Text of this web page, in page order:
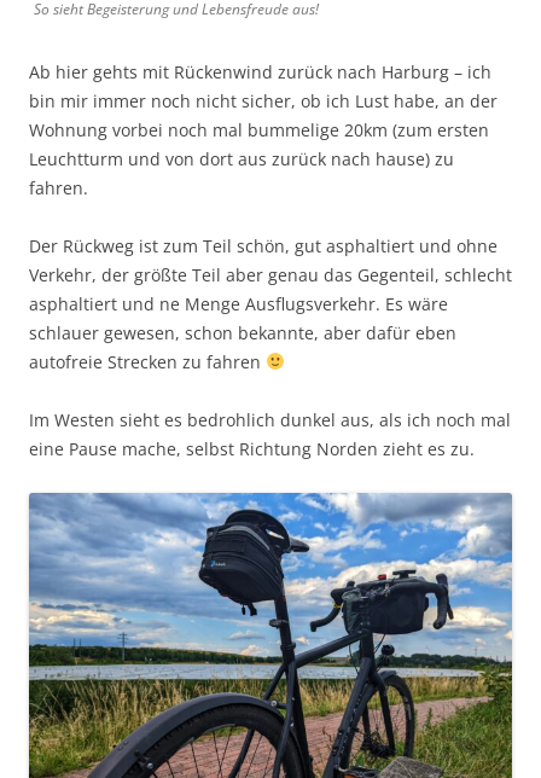
So sieht Begeisterung und Lebensfreude aus!
Ab hier gehts mit Rückenwind zurück nach Harburg – ich
bin mir immer noch nicht sicher, ob ich Lust habe, an der
Wohnung vorbei noch mal bummelige 20km (zum ersten
Leuchtturm und von dort aus zurück nach hause) zu
fahren.
Der Rückweg ist zum Teil schön, gut asphaltiert und ohne
Verkehr, der größte Teil aber genau das Gegenteil, schlecht
asphaltiert und ne Menge Ausflugsverkehr. Es wäre
schlauer gewesen, schon bekannte, aber dafür eben
autofreie Strecken zu fahren
Im Westen sieht es bedrohlich dunkel aus, als ich noch mal
eine Pause mache, selbst Richtung Norden zieht es zu.